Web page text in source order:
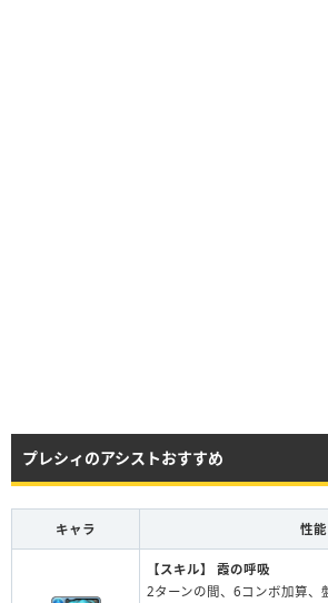
プレシィのアシストおすすめ
キャラ 性能
【スキル】
霞の呼吸
2ターンの間、6コンボ加算、